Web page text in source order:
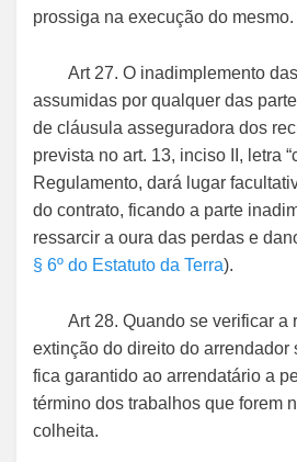
prossiga na execução do mesmo.
Art 27. O inadimplemento
assumidas por qualquer das
de cláusula asseguradora dos
prevista no art. 13, inciso II, letra
Regulamento, dará lugar
do contrato, ficando a parte
ressarcir a oura das perdas e
§ 6º do Estatuto da Terra).
Art 28. Quando se verificar a
extinção do direito do arrendador
fica garantido ao arrendatário a
término dos trabalhos que forem
colheita.